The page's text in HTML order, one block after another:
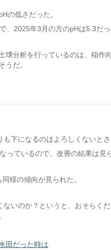
の低さだった。
、2025年3月の方のpHは5.3だっ
壌分析を行っているのは、稲作
うだ。
下になるのはよろしくないとさ
ているので、改善の結果は見
様の傾向が見られた。
ないのか？というと、おそらく
田だった時は